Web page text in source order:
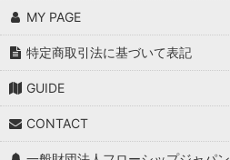
MY PAGE
特定商取引法に基づいて表記
GUIDE
CONTACT